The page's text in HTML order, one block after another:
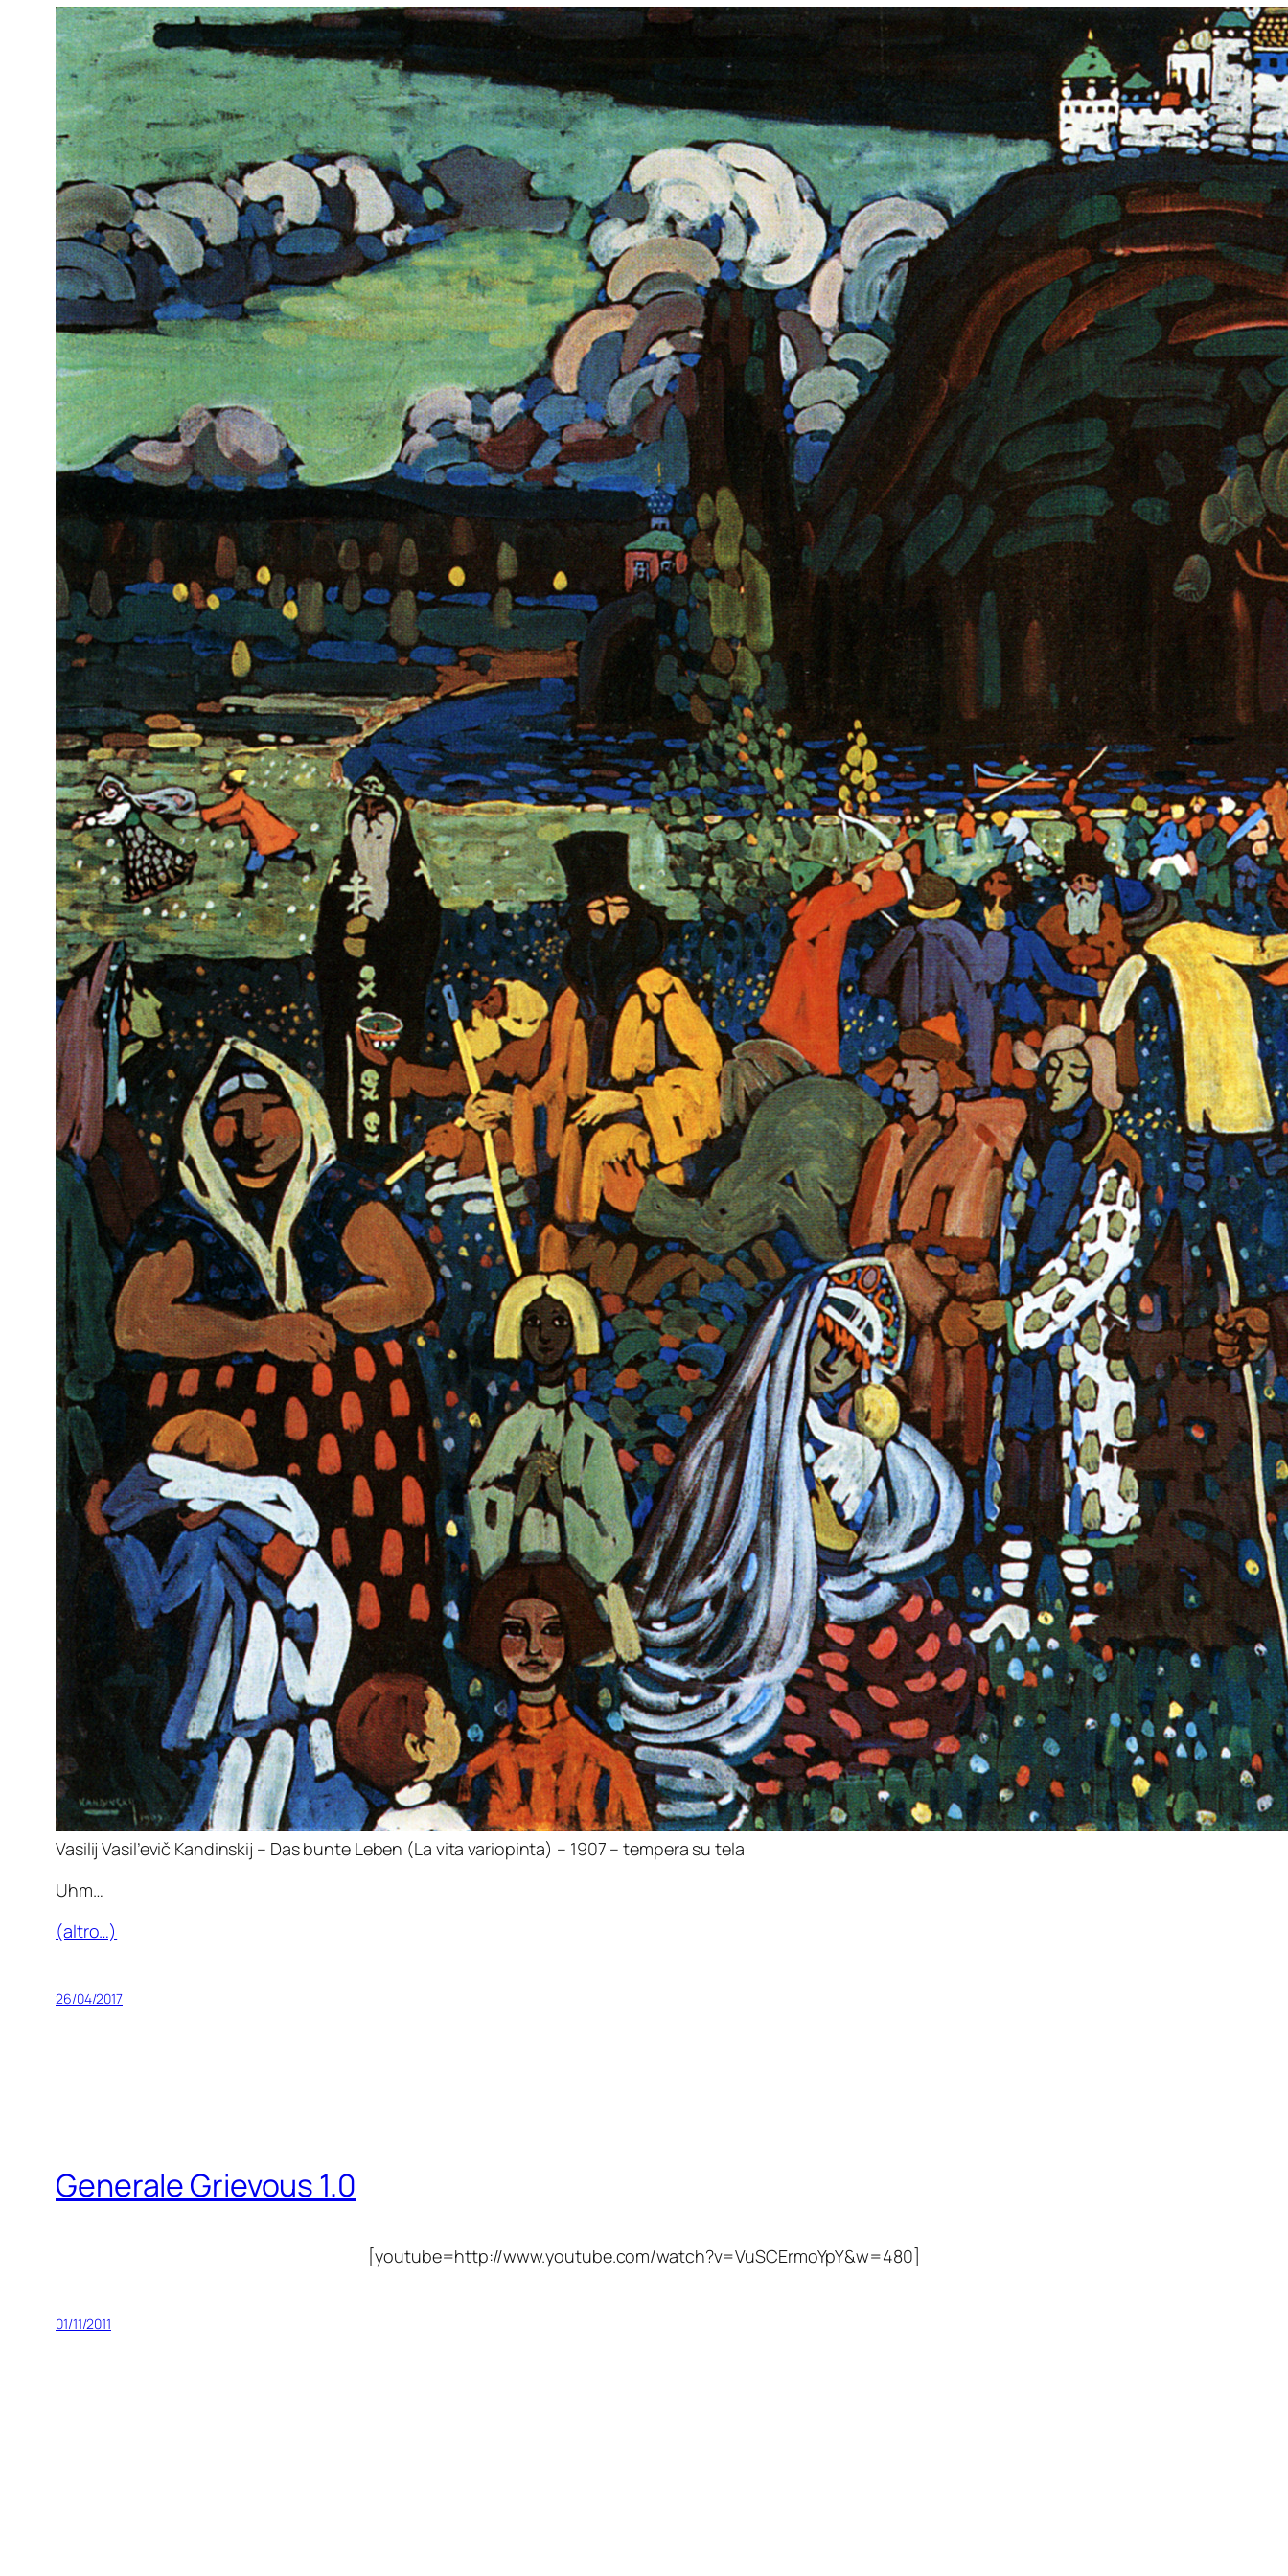
Vasilij Vasil’evič Kandinskij – Das bunte Leben (La vita variopinta) – 1907 – tempera su tela
Uhm…
(altro…)
26/04/2017
Generale Grievous 1.0
[youtube=http://www.youtube.com/watch?v=VuSCErmoYpY&w=480]
01/11/2011